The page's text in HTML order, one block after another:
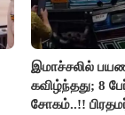
இமாச்சலில்
கவிழ்ந்தது; 8
சோகம்..!!